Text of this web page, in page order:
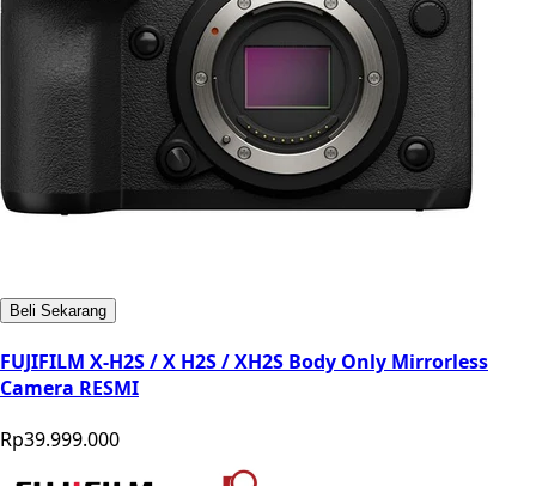
Beli Sekarang
FUJIFILM X-H2S / X H2S / XH2S Body Only Mirrorless
Camera RESMI
Rp39.999.000